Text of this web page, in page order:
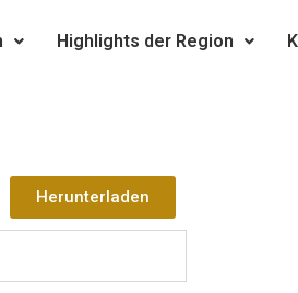
Highlights der Region
Herunterladen